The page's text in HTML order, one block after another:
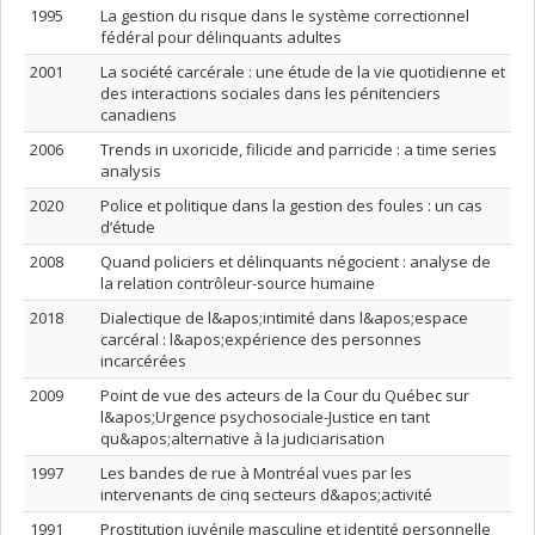
1995
La gestion du risque dans le système correctionnel
fédéral pour délinquants adultes
2001
La société carcérale : une étude de la vie quotidienne et
des interactions sociales dans les pénitenciers
canadiens
2006
Trends in uxoricide, filicide and parricide : a time series
analysis
2020
Police et politique dans la gestion des foules : un cas
d’étude
2008
Quand policiers et délinquants négocient : analyse de
la relation contrôleur-source humaine
2018
Dialectique de l&apos;intimité dans l&apos;espace
carcéral : l&apos;expérience des personnes
incarcérées
2009
Point de vue des acteurs de la Cour du Québec sur
l&apos;Urgence psychosociale-Justice en tant
qu&apos;alternative à la judiciarisation
1997
Les bandes de rue à Montréal vues par les
intervenants de cinq secteurs d&apos;activité
1991
Prostitution juvénile masculine et identité personnelle